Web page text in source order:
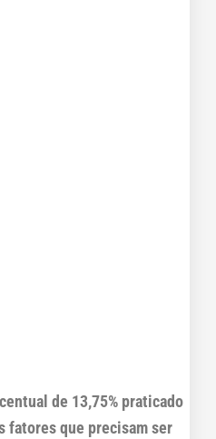
de 13,75% praticado
fatores que precisam ser